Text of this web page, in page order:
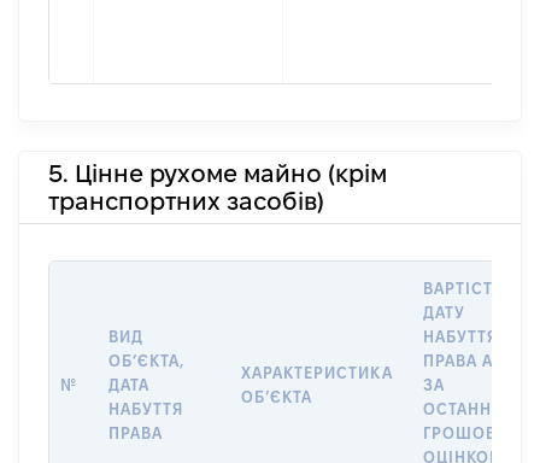
5. Цінне рухоме майно (крім
транспортних засобів)
№
ВИД
ОБʼЄКТА,
ДАТА
НАБУТТЯ
ПРАВА
ХАРАКТЕРИСТИКА
ОБʼЄКТА
ВАРТІСТЬ НА
ДАТУ
НАБУТТЯ
ПРАВА АБО
ЗА
ОСТАННЬОЮ
ГРОШОВОЮ
ОЦІНКОЮ,